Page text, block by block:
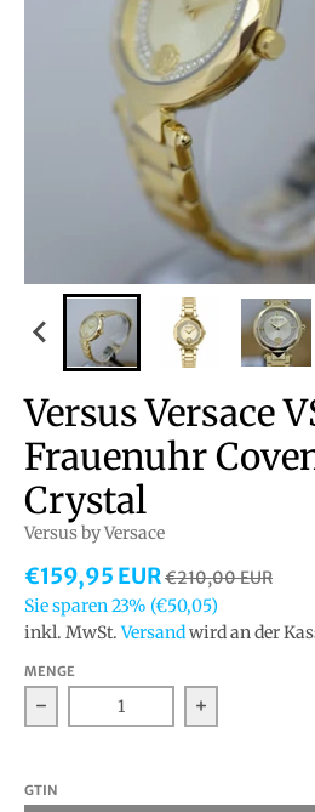
Versus Versace
Frauenuhr
Crystal
Versus by Versace
€159,95 EUR€210,00 EUR
Sie sparen 23% (€50,05)
inkl. MwSt.Versandwird an der
MENGE
Verringern Sie die Menge für
Erhöhen
GTIN